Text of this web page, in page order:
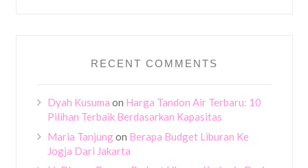
RECENT COMMENTS
Dyah Kusuma on Harga Tandon Air Terbaru: 10
Pilihan Terbaik Berdasarkan Kapasitas
Maria Tanjungon Berapa Budget Liburan Ke
Jogja Dari Jakarta